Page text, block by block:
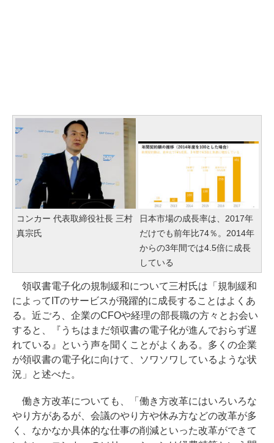
コンカー 代表取締役社長 三村
真宗氏
日本市場の成長率は、2017年
だけでも前年比74％。2014年
からの3年間では4.5倍に成長
している
領収書電子化の規制緩和について三村氏は「規制緩和
によってITのサービスが飛躍的に成長することはよくあ
る。近ごろ、企業のCFOや経理の部長職の方々とお会い
すると、『うちはまだ領収書の電子化が進んでおらず遅
れている』という声を聞くことがよくある。多くの企業
が領収書の電子化に向けて、ソワソワしているような状
況」と述べた。
働き方改革についても、「働き方改革にはいろいろな
やり方があるが、会議のやり方や休み方などの改革が多
く、なかなか具体的な仕事の削減といった改革ができて